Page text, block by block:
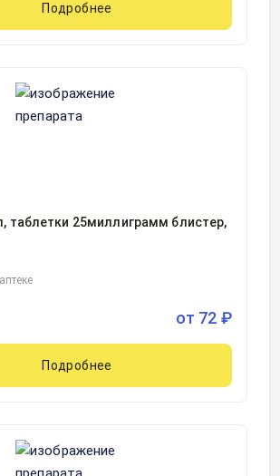
Подробнее
таблетки 25миллиграмм блистер,
от 72 ₽
Подробнее